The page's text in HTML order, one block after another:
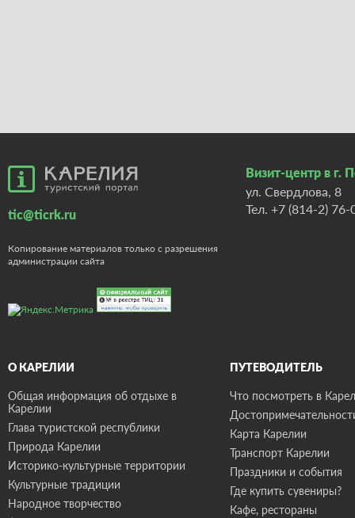
tic@ticrk.ru
Копирование материалов только с разрешения
администрации сайта
Визит-центр в г.
ул. Свердлова, 8
Тел. +7 (814-2) 76-
О КАРЕЛИИ
Общая информация об отдыхе в
Карелии
Глава туристской республики
Природа Карелии
Историко-культурные территории
Культурные традиции
Народное творчество
ПУТЕВОДИТЕЛЬ
Что посмотреть в
Карта Карелии
Транспорт Карелии
Праздники и события
Где купить сувениры?
Кафе, рестораны